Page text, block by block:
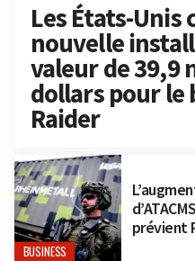
Les États-
nouvelle
valeur de 39,9
dollars pour le
Raider
BUSINESS
prévient